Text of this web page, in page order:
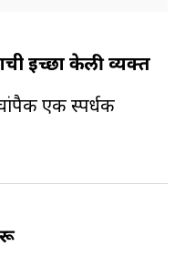
इच्छा केली व्यक्त
एक स्पर्धक